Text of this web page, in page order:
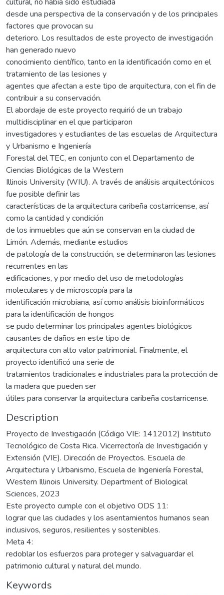
desde una perspectiva de la conservación y de los principales
factores que provocan su
deterioro. Los resultados de este proyecto de investigación
han generado nuevo
conocimiento científico, tanto en la identificación como en el
tratamiento de las lesiones y
agentes que afectan a este tipo de arquitectura, con el fin de
contribuir a su conservación.
El abordaje de este proyecto requirió de un trabajo
multidisciplinar en el que participaron
investigadores y estudiantes de las escuelas de Arquitectura
y Urbanismo e Ingeniería
Forestal del TEC, en conjunto con el Departamento de
Ciencias Biológicas de la Western
Illinois University (WIU). A través de análisis arquitectónicos
fue posible definir las
características de la arquitectura caribeña costarricense, así
como la cantidad y condición
de los inmuebles que aún se conservan en la ciudad de
Limón. Además, mediante estudios
de patología de la construcción, se determinaron las lesiones
recurrentes en las
edificaciones, y por medio del uso de metodologías
moleculares y de microscopía para la
identificación microbiana, así como análisis bioinformáticos
para la identificación de hongos
se pudo determinar los principales agentes biológicos
causantes de daños en este tipo de
arquitectura con alto valor patrimonial. Finalmente, el
proyecto identificó una serie de
tratamientos tradicionales e industriales para la protección de
la madera que pueden ser
útiles para conservar la arquitectura caribeña costarricense.
Description
Proyecto de Investigación (Código VIE: 1412012) Instituto
Tecnológico de Costa Rica. Vicerrectoría de Investigación y
Extensión (VIE). Dirección de Proyectos. Escuela de
Arquitectura y Urbanismo, Escuela de Ingeniería Forestal,
Western Illinois University. Department of Biological
Sciences, 2023
Este proyecto cumple con el objetivo ODS 11:
lograr que las ciudades y los asentamientos humanos sean
inclusivos, seguros, resilientes y sostenibles.
Meta 4:
redoblar los esfuerzos para proteger y salvaguardar el
patrimonio cultural y natural del mundo.
Keywords